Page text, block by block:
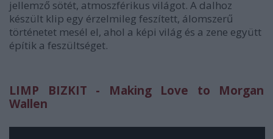
jellemző sötét, atmoszférikus világot. A dalhoz
készült klip egy érzelmileg feszített, álomszerű
történetet mesél el, ahol a képi világ és a zene együtt
építik a feszültséget.
LIMP BIZKIT - Making Love to Morgan
Wallen